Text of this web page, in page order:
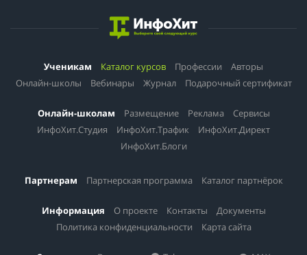
Ученикам Каталог курсов Профессии
Авторы
Онлайн-школы
Вебинары Журнал Подарочный сертификат
Онлайн-школам Размещение Реклама
Сервисы
ИнфоХит.Студия
ИнфоХит.Трафик
ИнфоХит.Директ
ИнфоХит.Блоги
Партнерам Партнерская программа Каталог партнёрок
Информация О проекте Контакты
Документы
Политика конфиденциальности
Карта сайта